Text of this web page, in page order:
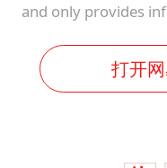
and only provides
打开